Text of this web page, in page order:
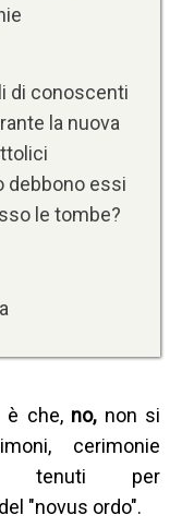
di conoscenti
la nuova
debbono essi
le tombe?
è che, no, non si
cerimonie
tenuti per
"novus ordo".